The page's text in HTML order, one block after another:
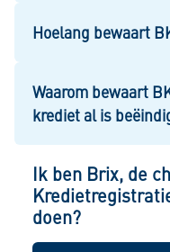
Hoelang bewaart
Waarom bewaart
krediet al is
Ik ben Brix, de
doen?